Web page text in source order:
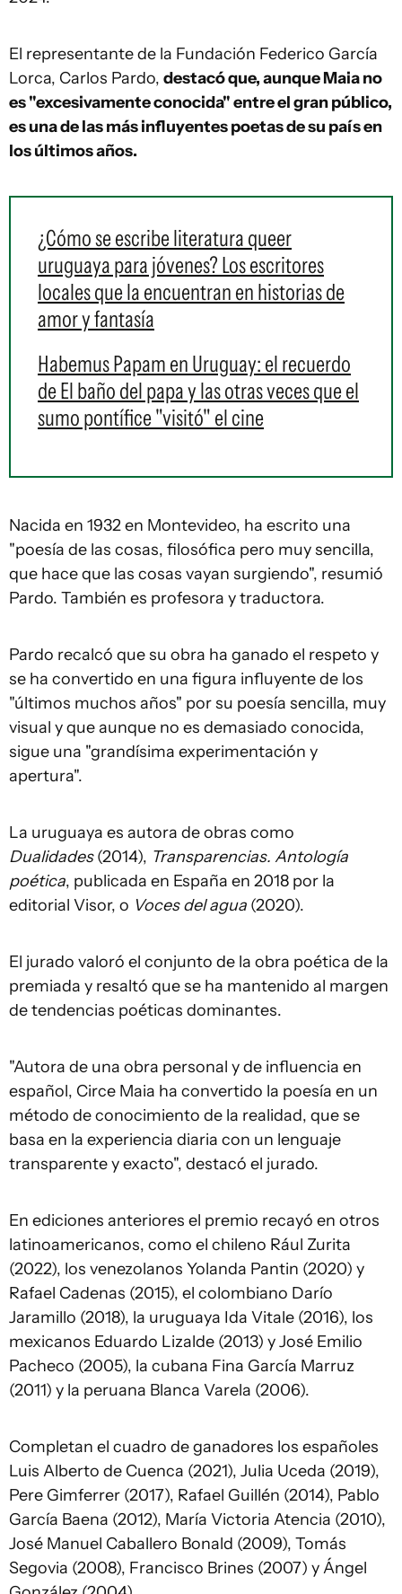
El representante de la Fundación Federico García
Lorca, Carlos Pardo, destacó que, aunque Maia no
es "excesivamente conocida" entre el gran público,
es una de las más influyentes poetas de su país en
los últimos años.
¿Cómo se escribe literatura queer
uruguaya para jóvenes? Los escritores
locales que la encuentran en historias de
amor y fantasía
Habemus Papam en Uruguay: el recuerdo
de El baño del papa y las otras veces que el
sumo pontífice "visitó" el cine
Nacida en 1932 en Montevideo, ha escrito una
"poesía de las cosas, filosófica pero muy sencilla,
que hace que las cosas vayan surgiendo", resumió
Pardo. También es profesora y traductora.
Pardo recalcó que su obra ha ganado el respeto y
se ha convertido en una figura influyente de los
"últimos muchos años" por su poesía sencilla, muy
visual y que aunque no es demasiado conocida,
sigue una "grandísima experimentación y
apertura".
La uruguaya es autora de obras como
Dualidades(2014), Transparencias. Antología
poética, publicada en España en 2018 por la
editorial Visor, o Voces del agua (2020).
El jurado valoró el conjunto de la obra poética de la
premiada y resaltó que se ha mantenido al margen
de tendencias poéticas dominantes.
"Autora de una obra personal y de influencia en
español, Circe Maia ha convertido la poesía en un
método de conocimiento de la realidad, que se
basa en la experiencia diaria con un lenguaje
transparente y exacto", destacó el jurado.
En ediciones anteriores el premio recayó en otros
latinoamericanos, como el chileno Rául Zurita
(2022), los venezolanos Yolanda Pantin (2020) y
Rafael Cadenas (2015), el colombiano Darío
Jaramillo (2018), la uruguaya Ida Vitale (2016), los
mexicanos Eduardo Lizalde (2013) y José Emilio
Pacheco (2005), la cubana Fina García Marruz
(2011) y la peruana Blanca Varela (2006).
Completan el cuadro de ganadores los españoles
Luis Alberto de Cuenca (2021), Julia Uceda (2019),
Pere Gimferrer (2017), Rafael Guillén (2014), Pablo
García Baena (2012), María Victoria Atencia (2010),
José Manuel Caballero Bonald (2009), Tomás
Segovia (2008), Francisco Brines (2007) y Ángel